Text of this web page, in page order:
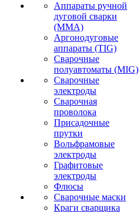
Аппараты ручной
дуговой сварки
(MMA)
Аргонодуговые
аппараты (TIG)
Сварочные
полуавтоматы (MIG)
Сварочные
электроды
Сварочная
проволока
Присадочные
прутки
Вольфрамовые
электроды
Графитовые
электроды
Флюсы
Сварочные маски
Краги сварщика